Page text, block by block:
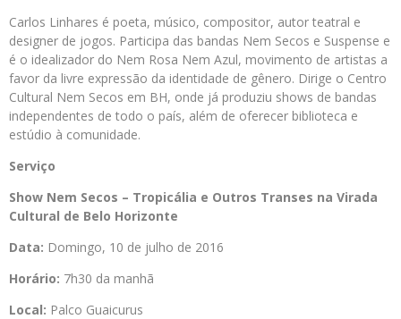
Carlos Linhares é poeta, músico, compositor, autor teatral e
designer de jogos. Participa das bandas Nem Secos e Suspense e
é o idealizador do Nem Rosa Nem Azul, movimento de artistas a
favor da livre expressão da identidade de gênero. Dirige o Centro
Cultural Nem Secos em BH, onde já produziu shows de bandas
independentes de todo o país, além de oferecer biblioteca e
estúdio à comunidade.
Serviço
Show Nem Secos – Tropicália e Outros Transes na Virada
Cultural de Belo Horizonte
Data: Domingo, 10 de julho de 2016
Horário: 7h30 da manhã
Local: Palco Guaicurus